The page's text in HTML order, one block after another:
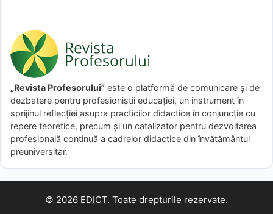
„Revista Profesorului” este o platformă de comunicare și de
dezbatere pentru profesioniștii educației, un instrument în
sprijinul reflecției asupra practicilor didactice în conjuncție cu
repere teoretice, precum și un catalizator pentru dezvoltarea
profesională continuă a cadrelor didactice din învățământul
preuniversitar.
© 2026 EDICT. Toate drepturile rezervate.